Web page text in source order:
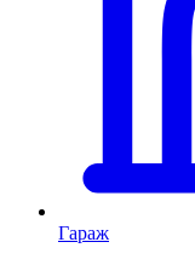
Гараж